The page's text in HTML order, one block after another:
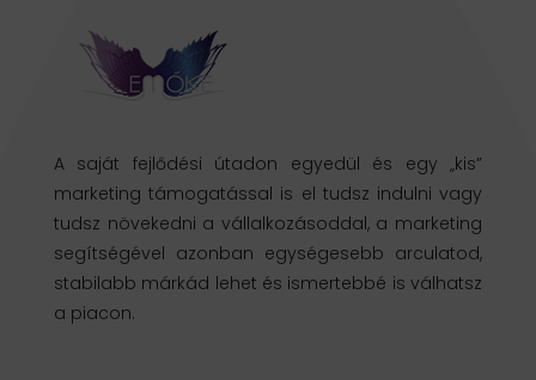
A saját fejlődési útadon egyedül és egy „kis”
marketing támogatással is el tudsz indulni vagy
tudsz növekedni a vállalkozásoddal, a marketing
segítségével azonban egységesebb arculatod,
stabilabb márkád lehet és ismertebbé is válhatsz
a piacon.